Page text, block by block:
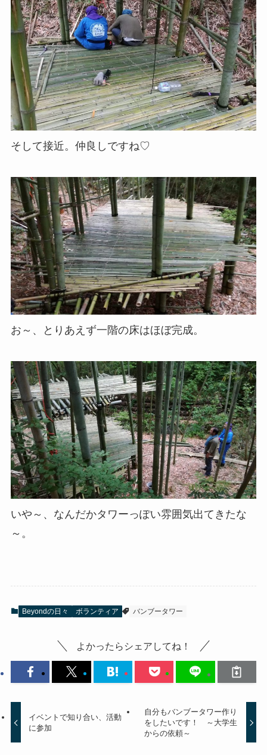
そして接近。仲良しですね♡
お～、とりあえず一階の床はほぼ完成。
いや～、なんだかタワーっぽい雰囲気出てきたな
～。
Beyondの日々 ボランティア バンブータワー
よかったらシェアしてね！
イベントで知り合い、活動
に参加
自分もバンブータワー作り
をしたいです！ ～大学生
からの依頼～